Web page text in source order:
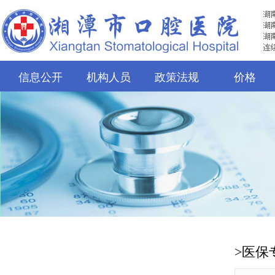
信息公开 机构人员 政策法规 价格
>医保